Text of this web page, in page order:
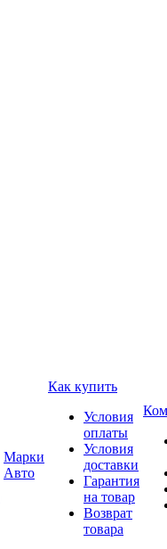
Марки
Авто
Как купить
Условия
оплаты
Условия
доставки
Гарантия
на товар
Возврат
товара